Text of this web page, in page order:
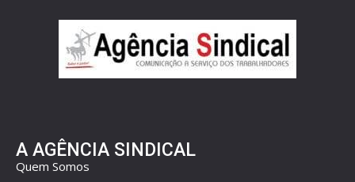
A AGÊNCIA SINDICAL
Quem Somos